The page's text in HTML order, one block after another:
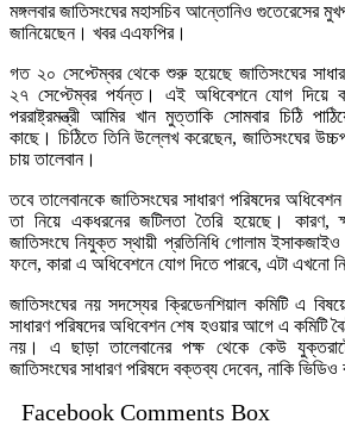
মঙ্গলবার জাতিসংঘের মহাসচিব আন্তোনিও গুতেরেসের
জানিয়েছেন। খবর এএফপির।
গত ২০ সেপ্টেম্বর থেকে শুরু হয়েছে জাতিসংঘের
২৭ সেপ্টেম্বর পর্যন্ত। এই অধিবেশনে যোগ দিয়ে
পররাষ্ট্রমন্ত্রী আমির খান মুত্তাকি সোমবার চিঠি
কাছে। চিঠিতে তিনি উল্লেখ করেছেন, জাতিসংঘের
চায় তালেবান।
তবে তালেবানকে জাতিসংঘের সাধারণ পরিষদের
তা নিয়ে একধরনের জটিলতা তৈরি হয়েছে। কারণ,
জাতিসংঘে নিযুক্ত স্থায়ী প্রতিনিধি গোলাম
ফলে, কারা এ অধিবেশনে যোগ দিতে পারবে, এটা এখনো
জাতিসংঘের নয় সদস্যের ক্রিডেনশিয়াল কমিটি এ
সাধারণ পরিষদের অধিবেশন শেষ হওয়ার আগে এ কমিটি
নয়। এ ছাড়া তালেবানের পক্ষ থেকে কেউ
জাতিসংঘের সাধারণ পরিষদে বক্তব্য দেবেন, নাকি ভিডিও
Facebook Comments Box